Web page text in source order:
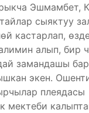
Эшмамбет,
сыяктуу
кастарлап,
алып, бир
замандашы
экен.
плеядасы
мектеби